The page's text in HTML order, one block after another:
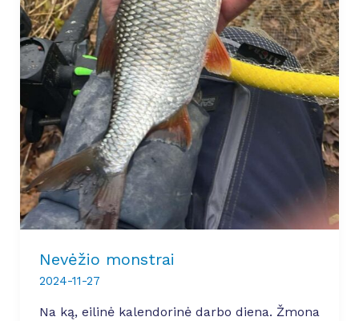
Nevėžio monstrai
2024-11-27
Na ką, eilinė kalendorinė darbo diena. Žmona